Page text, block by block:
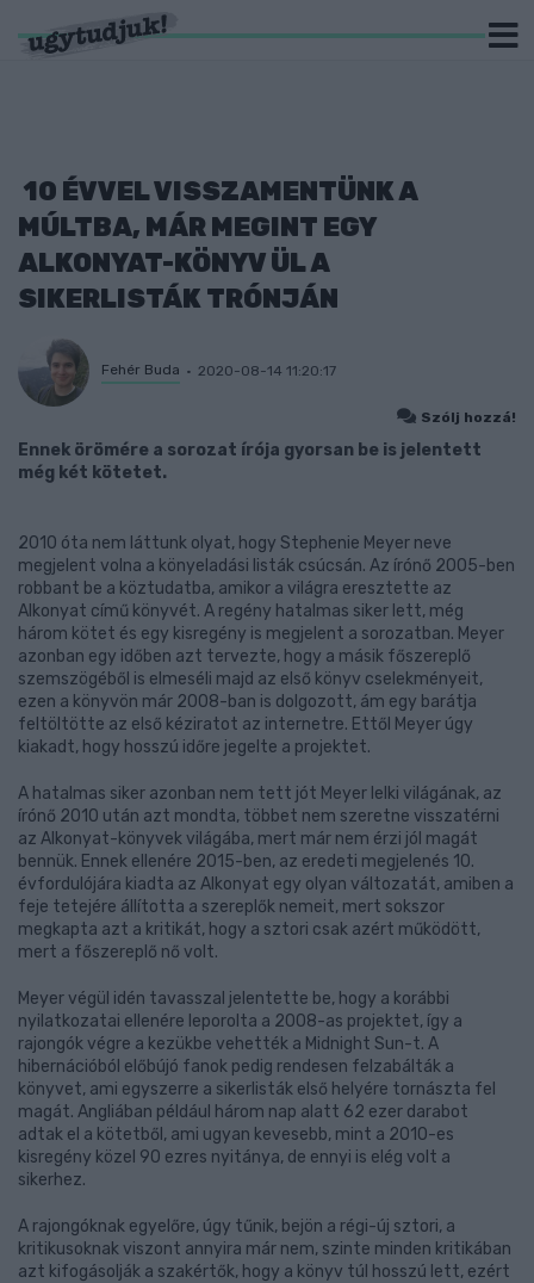
10 ÉVVEL VISSZAMENTÜNK A
MÚLTBA, MÁR MEGINT EGY
ALKONYAT-KÖNYV ÜL A
SIKERLISTÁK TRÓNJÁN
Fehér Buda 2020-08-14 11:20:17
Szólj hozzá!
Ennek örömére a sorozat írója gyorsan be is jelentett
még két kötetet.
2010 óta nem láttunk olyat, hogy Stephenie Meyer neve
megjelent volna a könyeladási listák csúcsán. Az írónő 2005-ben
robbant be a köztudatba, amikor a világra eresztette az
Alkonyat című könyvét. A regény hatalmas siker lett, még
három kötet és egy kisregény is megjelent a sorozatban. Meyer
azonban egy időben azt tervezte, hogy a másik főszereplő
szemszögéből is elmeséli majd az első könyv cselekményeit,
ezen a könyvön már 2008-ban is dolgozott, ám egy barátja
feltöltötte az első kéziratot az internetre. Ettől Meyer úgy
kiakadt, hogy hosszú időre jegelte a projektet.
A hatalmas siker azonban nem tett jót Meyer lelki világának, az
írónő 2010 után azt mondta, többet nem szeretne visszatérni
az Alkonyat-könyvek világába, mert már nem érzi jól magát
bennük. Ennek ellenére 2015-ben, az eredeti megjelenés 10.
évfordulójára kiadta az Alkonyat egy olyan változatát, amiben a
feje tetejére állította a szereplők nemeit, mert sokszor
megkapta azt a kritikát, hogy a sztori csak azért működött,
mert a főszereplő nő volt.
Meyer végül idén tavasszal jelentette be, hogy a korábbi
nyilatkozatai ellenére leporolta a 2008-as projektet, így a
rajongók végre a kezükbe vehették a Midnight Sun-t. A
hibernációból előbújó fanok pedig rendesen felzabálták a
könyvet, ami egyszerre a sikerlisták első helyére tornászta fel
magát. Angliában például három nap alatt 62 ezer darabot
adtak el a kötetből, ami ugyan kevesebb, mint a 2010-es
kisregény közel 90 ezres nyitánya, de ennyi is elég volt a
sikerhez.
A rajongóknak egyelőre, úgy tűnik, bejön a régi-új sztori, a
kritikusoknak viszont annyira már nem, szinte minden kritikában
azt kifogásolják a szakértők, hogy a könyv túl hosszú lett, ezért